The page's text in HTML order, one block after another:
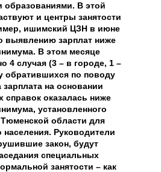
В этой
и центры занятости
ишимский ЦЗН в июне
выявлению зарплат ниже
В этом месяце
4 случая (3 – в городе, 1 –
обратившихся по поводу
зарплата на основании
справок оказалась ниже
установленного
области для
населения. Руководители
закон, будут
специальных
занятости – как